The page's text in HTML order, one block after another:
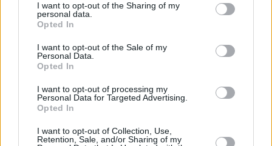
I want to opt-out of the Sharing of my
personal data.
Opted In
I want to opt-out of the Sale of my
Personal Data.
Opted In
I want to opt-out of processing my
Personal Data for Targeted Advertising.
Opted In
I want to opt-out of Collection, Use,
Retention, Sale, and/or Sharing of my
συνιστά για τον κάτοχο-χρήστη αυτού παράβαση των
σχετικών διατάξεων του ν. 4174/2013.